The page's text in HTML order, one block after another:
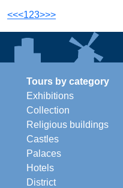
<<<123>>>
Tours by category
Exhibitions
Collection
Religious buildings
Castles
Palaces
Hotels
District